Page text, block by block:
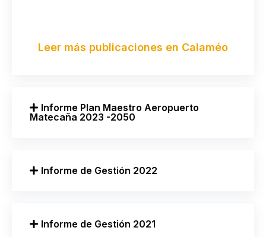
Leer más publicaciones en Calaméo
Informe Plan Maestro Aeropuerto
Matecaña 2023 -2050
Informe de Gestión 2022
Informe de Gestión 2021